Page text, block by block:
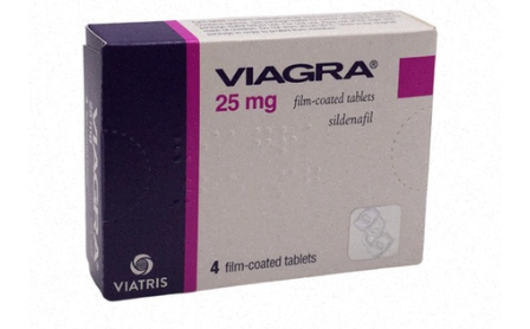
Umów się na konsultacje